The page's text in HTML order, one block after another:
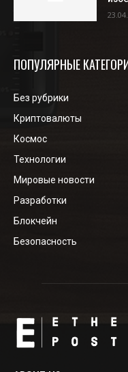
ПОПУЛЯРНЫЕ
Без рубрики
Криптовалюты
Космос
Технологии
Мировые новости
Разработки
Блокчейн
Безопасность